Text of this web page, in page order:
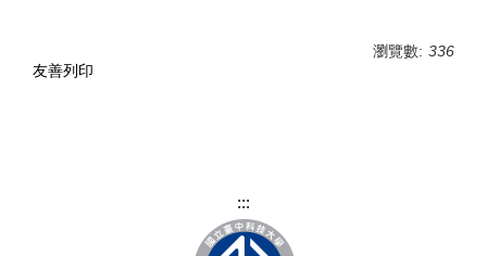
瀏覽數: 336
友善列印
:::